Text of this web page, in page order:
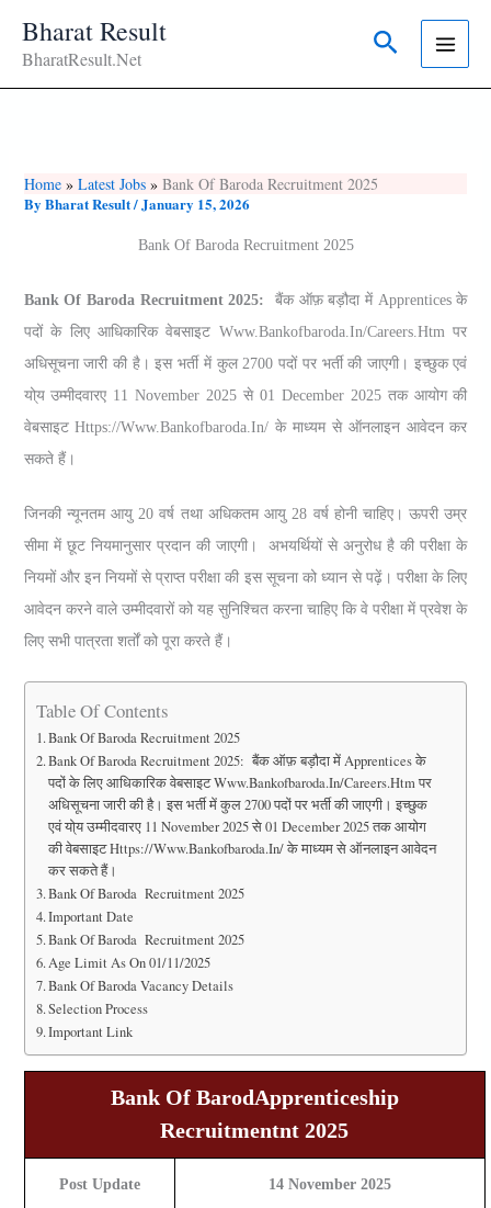
Bharat Result
BharatResult.Net Search
Home Latest Jobs
Bank Of Baroda Recruitment 2025
By Bharat Result/January 15, 2026
Bank Of Baroda Recruitment 2025
Bank Of Baroda Recruitment 2025: बैंक ऑफ़ बड़ौदा में Apprentices के
पदों के लिए आधिकारिक वेबसाइट Www.bankofbaroda.in/careers.htm पर
अधिसूचना जारी की है। इस भर्ती में कुल 2700 पदों पर भर्ती की जाएगी। इच्छुक एवं
यो्य उम्मीदवारए 11 November 2025 से 01 December 2025 तक आयोग की
वेबसाइट Https://www.bankofbaroda.in/ के माध्यम से ऑनलाइन आवेदन कर
सकते हैं।
जिनकी न्यूनतम आयु 20 वर्ष तथा अधिकतम आयु 28 वर्ष होनी चाहिए। ऊपरी उम्र
सीमा में छूट नियमानुसार प्रदान की जाएगी। अभयर्थियों से अनुरोध है की परीक्षा के
नियमों और इन नियमों से प्राप्त परीक्षा की इस सूचना को ध्यान से पढ़ें। परीक्षा के लिए
आवेदन करने वाले उम्मीदवारों को यह सुनिश्चित करना चाहिए कि वे परीक्षा में प्रवेश के
लिए सभी पात्रता शर्तों को पूरा करते हैं।
Table Of Contents
Bank Of Baroda Recruitment 2025
Bank Of Baroda Recruitment 2025: बैंक ऑफ़ बड़ौदा में Apprentices के
पदों के लिए आधिकारिक वेबसाइट Www.bankofbaroda.in/careers.htm पर
अधिसूचना जारी की है। इस भर्ती में कुल 2700 पदों पर भर्ती की जाएगी। इच्छुक
एवं यो्य उम्मीदवारए 11 November 2025 से 01 December 2025 तक आयोग
की वेबसाइट Https://www.bankofbaroda.in/ के माध्यम से ऑनलाइन आवेदन
कर सकते हैं।
Bank Of Baroda Recruitment 2025
Important Date
Bank Of Baroda Recruitment 2025
Age Limit As On 01/11/2025
Bank Of Baroda Vacancy Details
Selection Process
Important Link
Bank Of BarodApprenticeship
RecruitmentNt 2025
Post Update 14 November 2025